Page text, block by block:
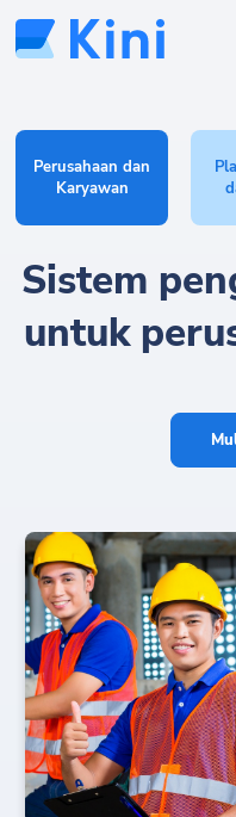
Perusahaan dan
Karyawan
Sistem
untuk